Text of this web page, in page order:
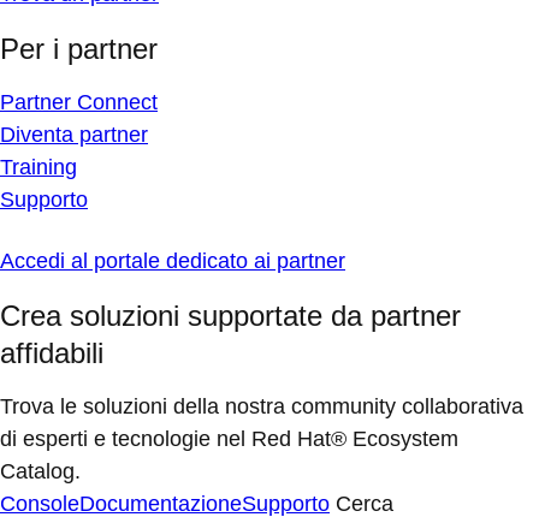
Per i partner
Partner Connect
Diventa partner
Training
Supporto
Accedi al portale dedicato ai partner
Crea soluzioni supportate da partner
affidabili
Trova le soluzioni della nostra community collaborativa
di esperti e tecnologie nel Red Hat® Ecosystem
Catalog.
ConsoleDocumentazioneSupporto Cerca